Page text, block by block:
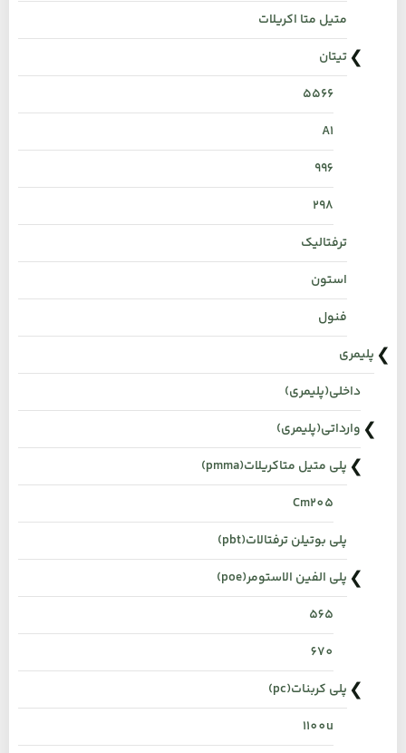
متیل متا اکریلات
تیتان
۵۵۶۶
A1
996
298
ترفتالیک
استون
فنول
پلیمری
داخلی(پلیمری)
وارداتی(پلیمری)
پلی متیل متاکریلات(pmma)
Cm205
پلی بوتیلن ترفتالات(pbt)
پلی الفین الاستومر(poe)
565
670
پلی کربنات(pc)
1100u